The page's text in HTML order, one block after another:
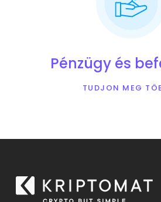
Pénzügy és
TUDJON MEG